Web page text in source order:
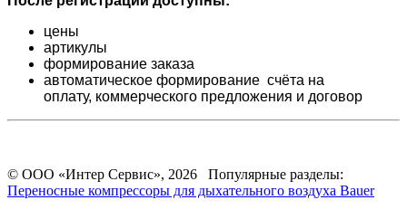
цены
артикулы
формирование заказа
автоматическое формирование счёта на
оплату, коммерческого предложения и договор
© ООО «Интер Сервис», 2026 Популярные разделы:
Переносные компрессоры для дыхательного воздуха Bauer